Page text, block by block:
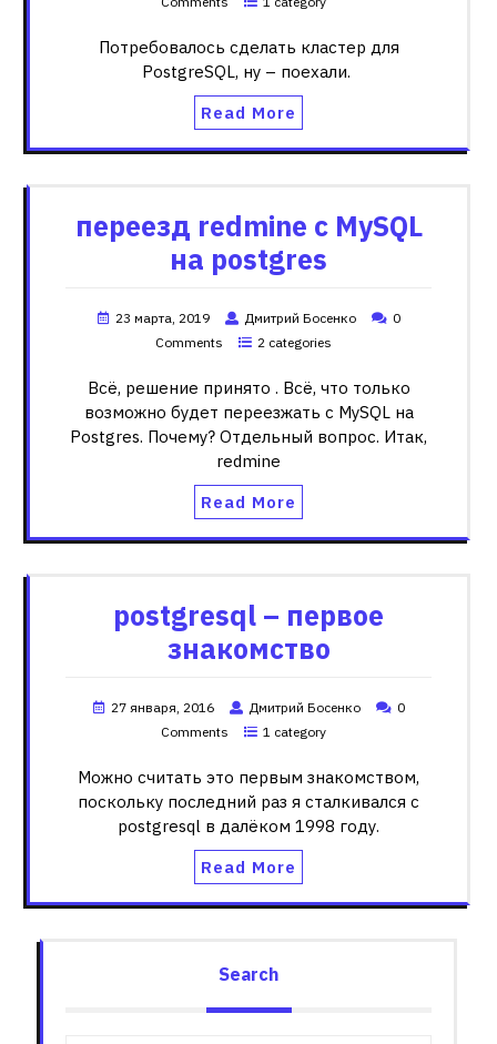
Потребовалось сделать кластер для
PostgreSQL, ну – поехали.
Read More
переезд redmine c MySQL
на postgres
23 марта, 2019 Дмитрий Босенко
0
Comments
2 categories
Всё, решение принято . Всё, что только
возможно будет переезжать с MySQL на
Postgres. Почему? Отдельный вопрос. Итак,
redmine
Read More
postgresql – первое
знакомство
27 января, 2016 Дмитрий Босенко
0
Comments
1 category
Можно считать это первым знакомством,
поскольку последний раз я сталкивался с
postgresql в далёком 1998 году.
Read More
Search